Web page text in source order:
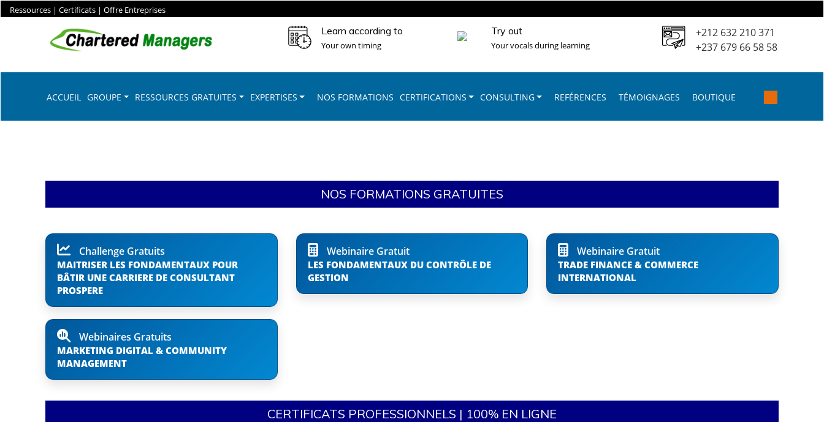
Ressources | Certificats | Offre Entreprises
Learn according to
Your own timing
Try out
Your vocals during learning
+212 632 210 371
+237 679 66 58 58
ACCUEIL GROUPE RESSOURCES GRATUITES EXPERTISES NOS FORMATIONS CERTIFICATIONS CONSULTING REFÉRENCES TÉMOIGNAGES BOUTIQUE
NOS FORMATIONS GRATUITES
Challenge Gratuits
MAITRISER LES FONDAMENTAUX POUR
BÂTIR UNE CARRIERE DE CONSULTANT
PROSPERE
Webinaire Gratuit
LES FONDAMENTAUX DU CONTRÔLE DE
GESTION
Webinaire Gratuit
TRADE FINANCE & COMMERCE
INTERNATIONAL
Webinaires Gratuits
MARKETING DIGITAL & COMMUNITY
MANAGEMENT
CERTIFICATS PROFESSIONNELS | 100% EN LIGNE